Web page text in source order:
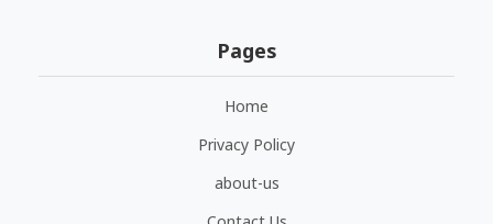
Pages
Home
Privacy Policy
about-us